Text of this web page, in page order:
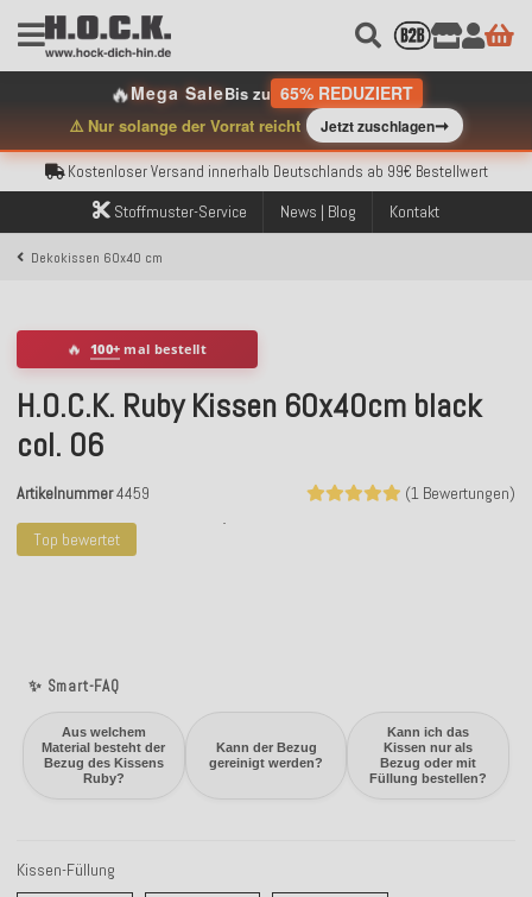
🔥Mega SaleBis zu 65% REDUZIERT
⚠️ Nur solange der Vorrat reicht Jetzt zuschlagen➞
Kostenloser Versand innerhalb Deutschlands ab 99€ Bestellwert
Über 120.000 erfolgreich versendete Bestellungen
Sicher bezahlen mit Klarna, PayPal & Amazon Pay
Kostenloser Versand innerhalb Deutschlands ab 99€ Bestellwert
Über 120.000 erfolgreich versendete Bestellungen
Sicher bezahlen mit Klarna, PayPal & Amazon Pay
Kostenloser Versand innerhalb Deutschlands ab 99€ Bestellwert
Stoffmuster-Service News | Blog Kontakt
Dekokissen 60x40 cm
Top bewertet
✨ Smart-FAQ
Aus welchem
Material besteht der
Bezug des Kissens
Ruby?
Kann der Bezug
gereinigt werden?
Kann ich das
Kissen nur als
Bezug oder mit
Füllung bestellen?
🔥 100+ mal bestellt
H.O.C.K. Ruby Kissen 60x40cm black
col. 06
(1 Bewertungen)
Artikelnummer4459
Kissen-Füllung